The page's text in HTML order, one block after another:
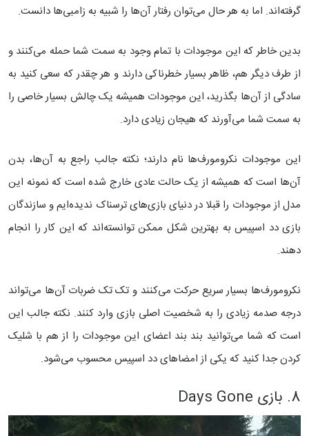
گرفته‌اند. اما به هر حال می‌توان رفتار آن‌ها را شبیه به زامبی‌ها دانست.
بدین خاطر که این موجودات با تمام وجود به سمت شما حمله می‌کنند و
از طرف دیگر هم، ظاهر بسیار خطرناکی دارند و هر چقدر که سعی کنید به
سادگی از آن‌ها بگذرید،‌ این موجودات همیشه یک چالش بسیار خاصی را
به سمت شما می‌آورند که هیجان زیادی دارد.
این موجودات نکرومورف‌ها نام دارند؛ نکته جالب راجع به آن‌ها، بدن
آن‌ها است که همیشه از یک حالت عادی خارج شده است که نمونه این
مدل از موجودات را قبلا در دنیای بازی‌های ترسناک ندیده‌ایم و سازندگان
بازی دد اسپیس به بهترین شکل ممکن توانسته‌اند که این کار را انجام
دهند.
نکرومورف‌ها بسیار سریع‌ حرکت می‌کنند و تک تک ضربات آن‌ها می‌تواند
درجه صدمه زیادی را به شخصیت اصلی بازی وارد کنند. نکته جالب این
است که شما می‌توانید بند بند اعضای این موجودات را از هم با شلیک
کردن جدا کنید که یکی از امضاهای دد اسپیس محسوب می‌شود.
8. بازی Days Gone